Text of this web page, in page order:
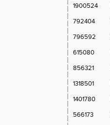
1900524
792404
796592
615080
856321
1318501
1401780
566173